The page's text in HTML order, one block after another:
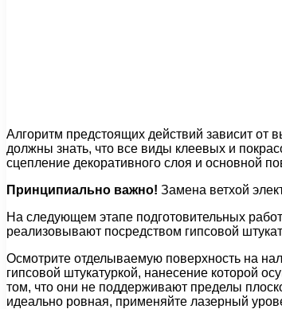
Алгоритм предстоящих действий зависит от
должны знать, что все виды клеевых и
сцепление декоративного слоя и основной
Принципиально важно! Замена ветхой
На следующем этапе подготовительных
реализовывают посредством гипсовой
Осмотрите отделываемую поверхность на
гипсовой штукатуркой, нанесение которой
том, что они не поддерживают пределы
идеально ровная, применяйте лазерный